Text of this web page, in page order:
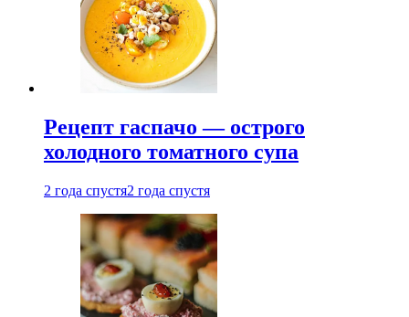
Рецепт гаспачо — острого
холодного томатного супа
2 года спустя2 года спустя